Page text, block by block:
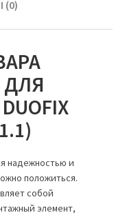
(0)
надежностью и
положиться.
собой
элемент,